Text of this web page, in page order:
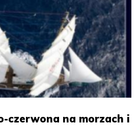
czerwona na morzach i